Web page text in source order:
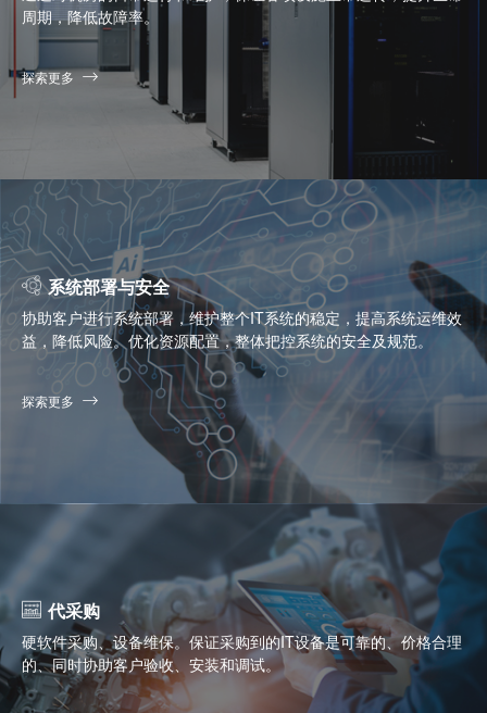
周期，降低故障率。
探索更多
系统部署与安全
协助客户进行系统部署，维护整个IT系统的稳定，提高系统运维效
益，降低风险。优化资源配置，整体把控系统的安全及规范。
探索更多
代采购
硬软件采购、设备维保。保证采购到的IT设备是可靠的、价格合理
的、同时协助客户验收、安装和调试。